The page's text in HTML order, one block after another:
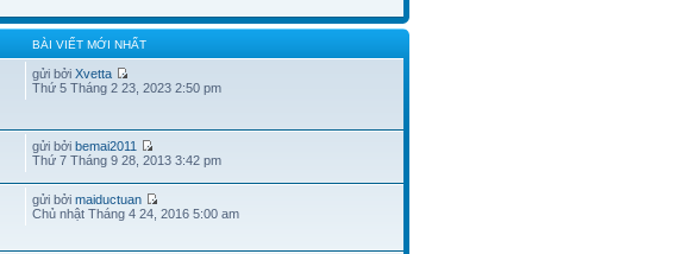
BÀI VIẾT MỚI NHẤT
gửi bởiXvetta
Thứ 5 Tháng 2 23, 2023 2:50 pm
gửi bởibemai2011
Thứ 7 Tháng 9 28, 2013 3:42 pm
gửi bởimaiductuan
Chủ nhật Tháng 4 24, 2016 5:00 am